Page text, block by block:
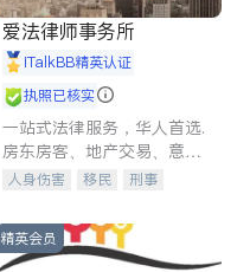
爱法律师事务所
iTalkBB精英认证
执照已核实
一站式法律服务，华人首选.
房东房客、地产交易、意外
伤害、车祸重伤、商业诉
建筑合同、刑事案件全包办
人身伤害 移民
刑事
信托/遗嘱
商业
索赔
律师-其它 保释
精英会员